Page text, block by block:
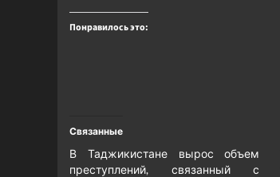
Понравилось это:
Связанные
В Таджикистане вырос объем
преступлений, связанный с